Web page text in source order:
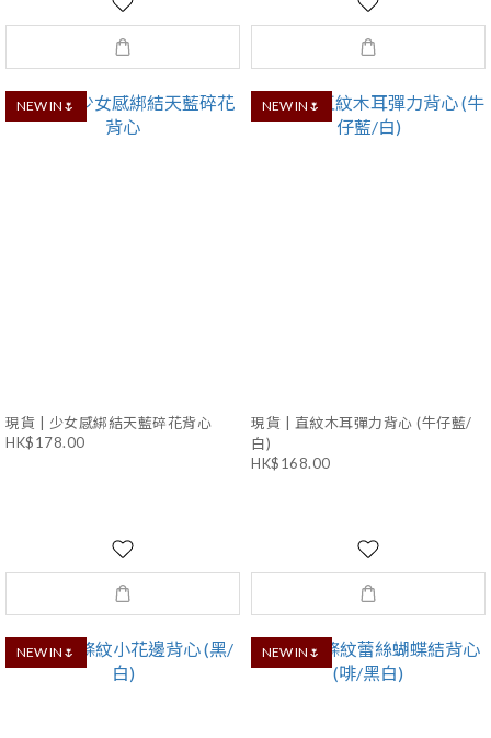
NEW IN🌷
現貨 | 少女感綁結天藍碎花背心
HK$178.00
NEW IN🌷
現貨 | 直紋木耳彈力背心 (牛仔藍/
白)
HK$168.00
NEW IN🌷 NEW IN🌷